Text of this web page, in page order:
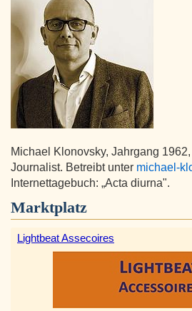
Michael Klonovsky, Jahrgang
Journalist. Betreibt unter michael-
Internettagebuch: „Acta diurna".
Marktplatz
Lightbeat Assecoires